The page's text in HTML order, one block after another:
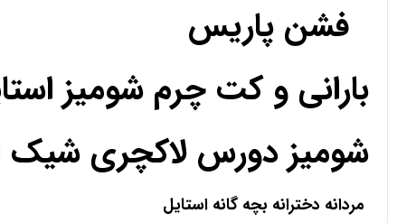
فشن پاریس
بارانی و کت چرم شومیز
شومیز دورس لاکچری شیک
مردانه دخترانه بچه گانه استایل